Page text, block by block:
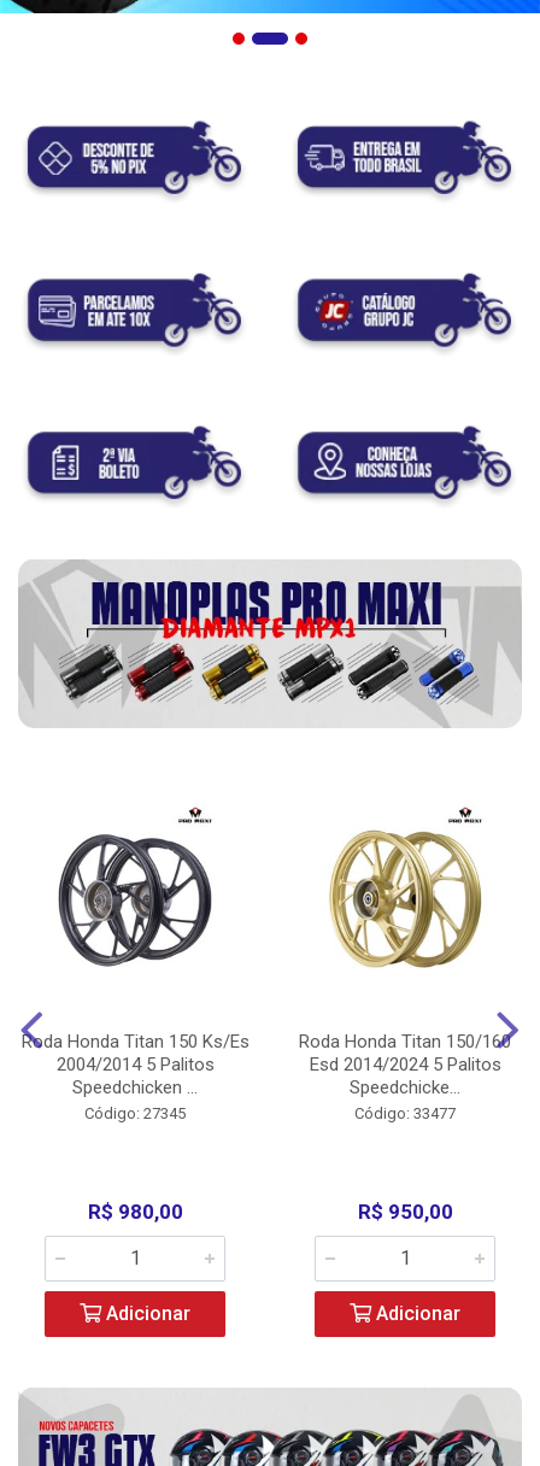
Roda Honda Titan 150 Ks/Es
2004/2014 5 Palitos
Speedchicken ...
Código: 27345
R$ 980,00
Adicionar
Roda Honda Titan 150/160
Esd 2014/2024 5 Palitos
Speedchicke...
Código: 33477
R$ 950,00
Adicionar